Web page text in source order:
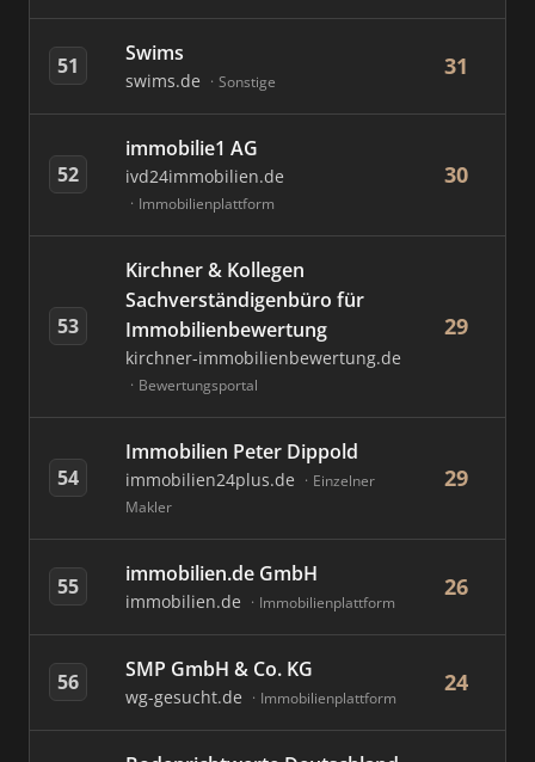
51 Swims
swims.de Sonstige
31
52
immobilie1 AG
ivd24immobilien.de
Immobilienplattform
30
53
Kirchner & Kollegen
Sachverständigenbüro für
Immobilienbewertung
kirchner-immobilienbewertung.de
Bewertungsportal
29
54
Immobilien Peter Dippold
immobilien24plus.de
Einzelner
Makler
29
55 immobilien.de GmbH
immobilien.de Immobilienplattform
26
56 SMP GmbH & Co. KG
wg-gesucht.de Immobilienplattform
24